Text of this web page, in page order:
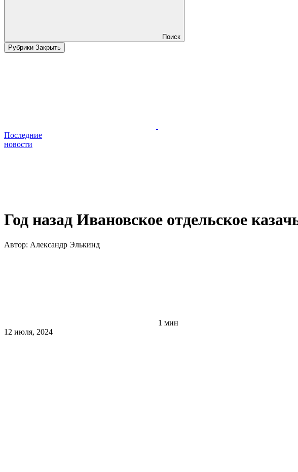
Поиск
Рубрики Закрыть
Последние
новости
Год назад Ивановское отдельское
Автор: Александр Элькинд
1 мин
12 июля, 2024